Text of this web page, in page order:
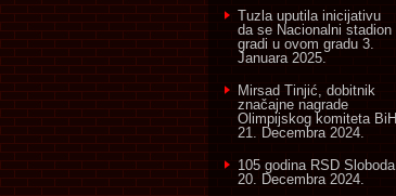
Tuzla uputila inicijativu
da se Nacionalni stadion
gradi u ovom gradu 3.
Januara 2025.
Mirsad Tinjić, dobitnik
značajne nagrade
Olimpijskog komiteta BiH
21. Decembra 2024.
105 godina RSD Sloboda
20. Decembra 2024.